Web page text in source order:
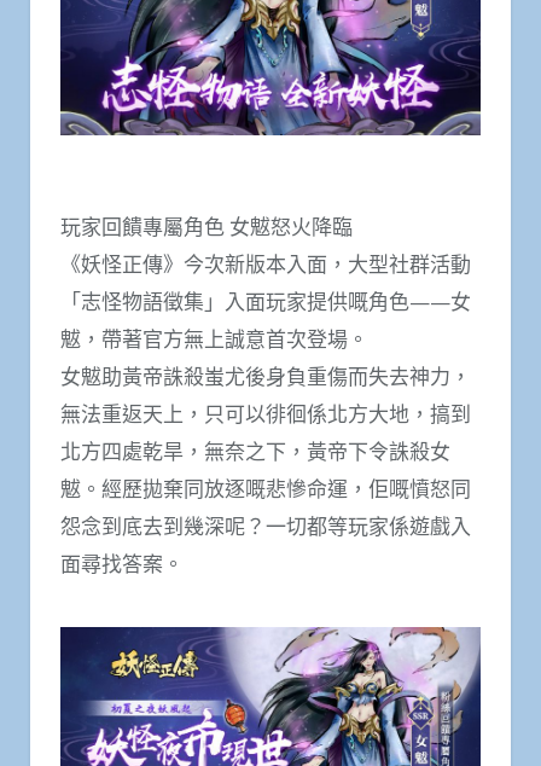
玩家回饋專屬角色 女魃怒火降臨
《妖怪正傳》今次新版本入面，大型社群活動
「志怪物語徵集」入面玩家提供嘅角色——女
魃，帶著官方無上誠意首次登場。
女魃助黃帝誅殺蚩尤後身負重傷而失去神力，
無法重返天上，只可以徘徊係北方大地，搞到
北方四處乾旱，無奈之下，黃帝下令誅殺女
魃。經歷拋棄同放逐嘅悲慘命運，佢嘅憤怒同
怨念到底去到幾深呢？一切都等玩家係遊戲入
面尋找答案。